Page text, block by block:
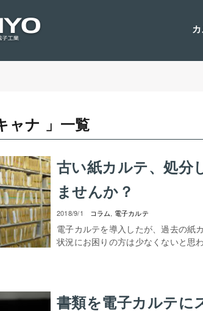
ャナ 」一覧
古い紙カルテ、処分
ませんか？
2018/9/1 コラム, 電子カルテ
電子カルテを導入したが、過去の紙
状況にお困りの方は少なくないと思
書類を電子カルテに